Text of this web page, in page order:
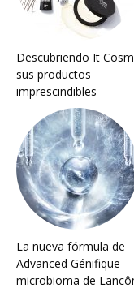
Descubriendo It
sus productos
imprescindibles
La nueva fórmula de
Advanced Génifique
microbioma de